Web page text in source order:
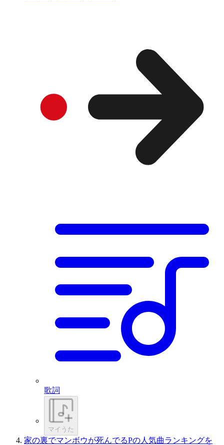
歌詞
マイうた
家の裏でマンボウが死んでるPの人気曲ランキングを